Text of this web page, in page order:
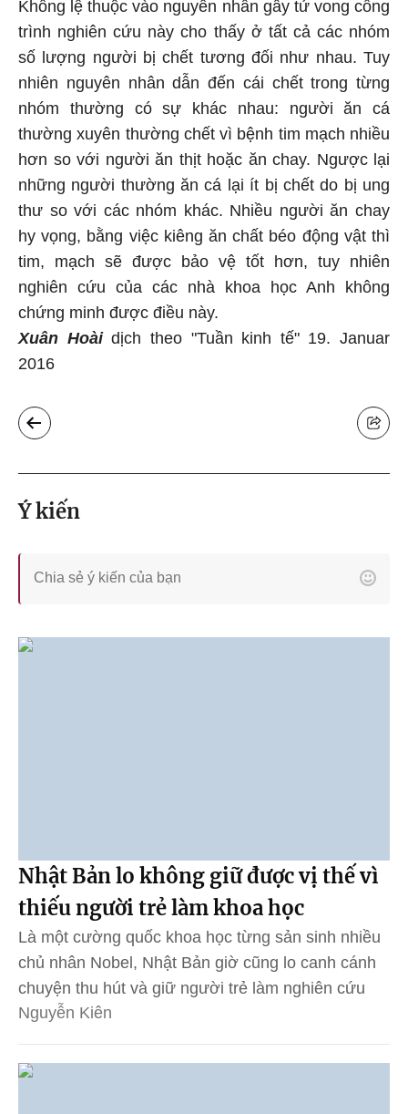
Không lệ thuộc vào nguyên nhân gây tử vong công
trình nghiên cứu này cho thấy ở tất cả các nhóm
số lượng người bị chết tương đối như nhau. Tuy
nhiên nguyên nhân dẫn đến cái chết trong từng
nhóm thường có sự khác nhau: người ăn cá
thường xuyên thường chết vì bệnh tim mạch nhiều
hơn so với người ăn thịt hoặc ăn chay. Ngược lại
những người thường ăn cá lại ít bị chết do bị ung
thư so với các nhóm khác. Nhiều người ăn chay
hy vọng, bằng việc kiêng ăn chất béo động vật thì
tim, mạch sẽ được bảo vệ tốt hơn, tuy nhiên
nghiên cứu của các nhà khoa học Anh không
chứng minh được điều này.
Xuân Hoàidịch theo "Tuần kinh tế" 19. Januar
2016
Ý kiến
Nhật Bản lo không giữ được vị thế vì
thiếu người trẻ làm khoa học
Là một cường quốc khoa học từng sản sinh nhiều
chủ nhân Nobel, Nhật Bản giờ cũng lo canh cánh
chuyện thu hút và giữ người trẻ làm nghiên cứu
Nguyễn Kiên